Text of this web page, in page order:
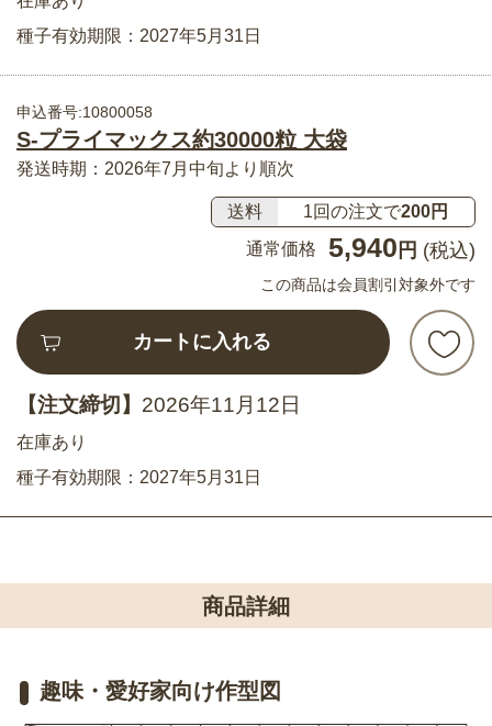
種子有効期限：2027年5月31日
申込番号:10800058
S-プライマックス約30000粒 大袋
発送時期：2026年7月中旬より順次
送料 1回の注文で200円
通常価格
5,940 円 (税込)
この商品は会員割引対象外です
カートに入れる
【注文締切】 2026年11月12日
在庫あり
種子有効期限：2027年5月31日
商品詳細
趣味・愛好家向け作型図